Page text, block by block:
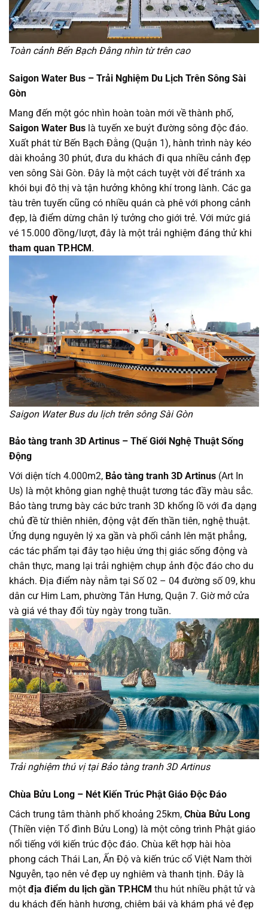
Toàn cảnh Bến Bạch Đằng nhìn từ trên cao
Saigon Water Bus – Trải Nghiệm Du Lịch Trên Sông Sài
Gòn
Mang đến một góc nhìn hoàn toàn mới về thành phố,
Saigon Water Bus là tuyến xe buýt đường sông độc đáo.
Xuất phát từ Bến Bạch Đằng (Quận 1), hành trình này kéo
dài khoảng 30 phút, đưa du khách đi qua nhiều cảnh đẹp
ven sông Sài Gòn. Đây là một cách tuyệt vời để tránh xa
khói bụi đô thị và tận hưởng không khí trong lành. Các ga
tàu trên tuyến cũng có nhiều quán cà phê với phong cảnh
đẹp, là điểm dừng chân lý tưởng cho giới trẻ. Với mức giá
vé 15.000 đồng/lượt, đây là một trải nghiệm đáng thử khi
tham quan TP.HCM .
Saigon Water Bus du lịch trên sông Sài Gòn
Bảo tàng tranh 3D Artinus – Thế Giới Nghệ Thuật Sống
Động
Với diện tích 4.000m2, Bảo tàng tranh 3D Artinus (Art In
Us) là một không gian nghệ thuật tương tác đầy màu sắc.
Bảo tàng trưng bày các bức tranh 3D khổng lồ với đa dạng
chủ đề từ thiên nhiên, động vật đến thần tiên, nghệ thuật.
Ứng dụng nguyên lý xa gần và phối cảnh lên mặt phẳng,
các tác phẩm tại đây tạo hiệu ứng thị giác sống động và
chân thực, mang lại trải nghiệm chụp ảnh độc đáo cho du
khách. Địa điểm này nằm tại Số 02 – 04 đường số 09, khu
dân cư Him Lam, phường Tân Hưng, Quận 7. Giờ mở cửa
và giá vé thay đổi tùy ngày trong tuần.
Trải nghiệm thú vị tại Bảo tàng tranh 3D Artinus
Chùa Bửu Long – Nét Kiến Trúc Phật Giáo Độc Đáo
Cách trung tâm thành phố khoảng 25km, Chùa Bửu Long
(Thiền viện Tổ đình Bửu Long) là một công trình Phật giáo
nổi tiếng với kiến trúc độc đáo. Chùa kết hợp hài hòa
phong cách Thái Lan, Ấn Độ và kiến trúc cổ Việt Nam thời
Nguyễn, tạo nên vẻ đẹp uy nghiêm và thanh tịnh. Đây là
một địa điểm du lịch gần TP.HCM thu hút nhiều phật tử và
du khách đến hành hương, chiêm bái và khám phá vẻ đẹp